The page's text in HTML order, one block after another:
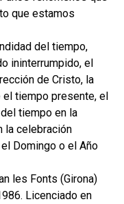
que estamos
del tiempo,
ininterrumpido, el
de Cristo, la
tiempo presente, el
tiempo en la
la celebración
Domingo o el Año
les Fonts (Girona)
Licenciado en